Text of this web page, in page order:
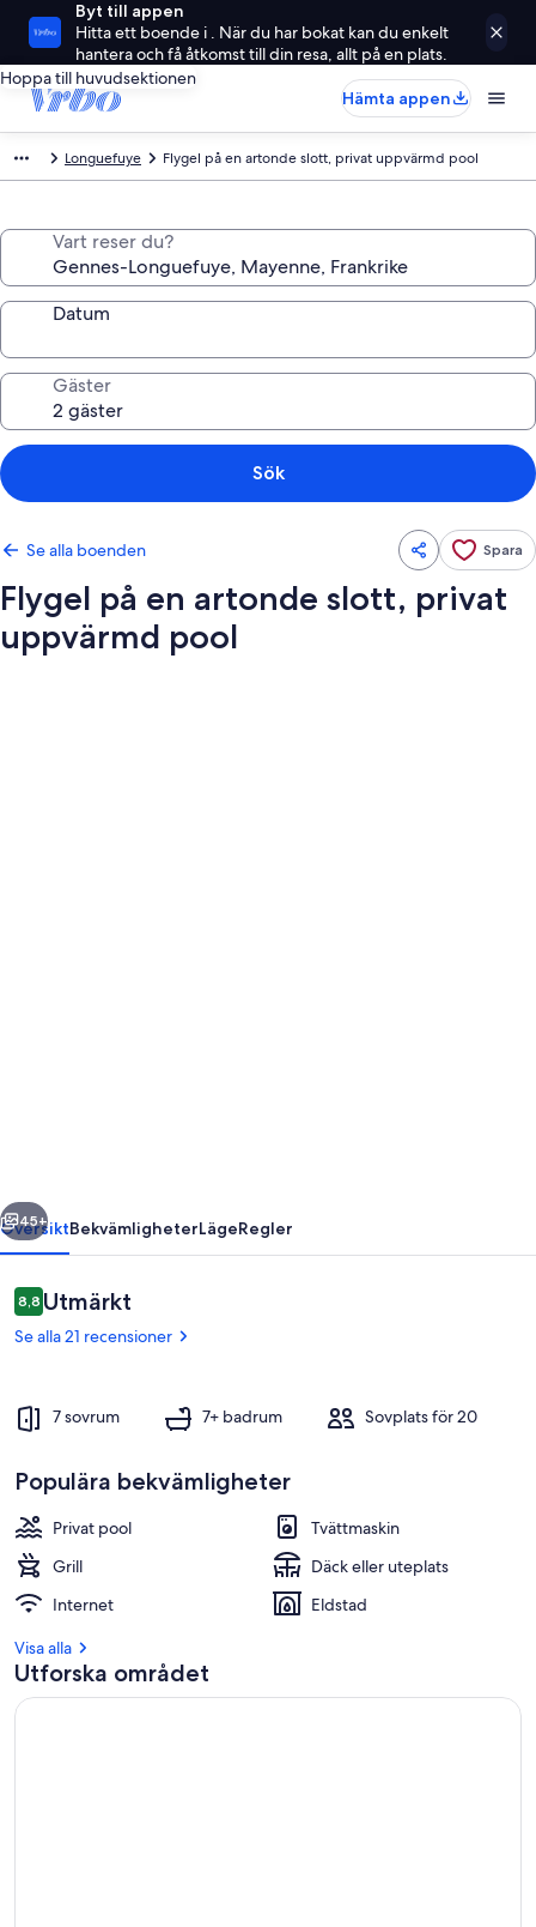
Byt till appen
Hitta ett boende i . När du har bokat kan du enkelt
hantera och få åtkomst till din resa, allt på en plats.
Hoppa till huvudsektionen
Hämta appen
Longuefuye Flygel på en artonde slott, privat uppvärmd pool
Vart reser du?
Datum
Gäster
Sök
Se alla boenden Spara
Flygel på en artonde slott, privat
uppvärmd pool
uppvärmd
pool
Exteriör
Nästa
45+
ÖversiktBekvämligheterLägeRegler
Recensioner
8,88,8 av 10,
Utmärkt
Se alla 21 recensioner
7 sovrum 7+ badrum Sovplats för 20
Populära bekvämligheter
Privat pool
Tvättmaskin
Grill
Däck eller uteplats
Internet
Eldstad
Visa alla
Utforska området